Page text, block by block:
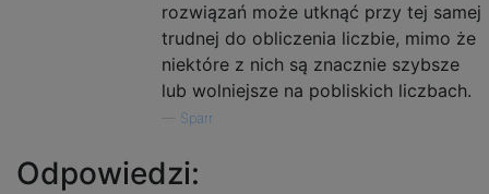
rozwiązań może utknąć przy tej samej
trudnej do obliczenia liczbie, mimo że
niektóre z nich są znacznie szybsze
lub wolniejsze na pobliskich liczbach.
Sparr
Odpowiedzi: